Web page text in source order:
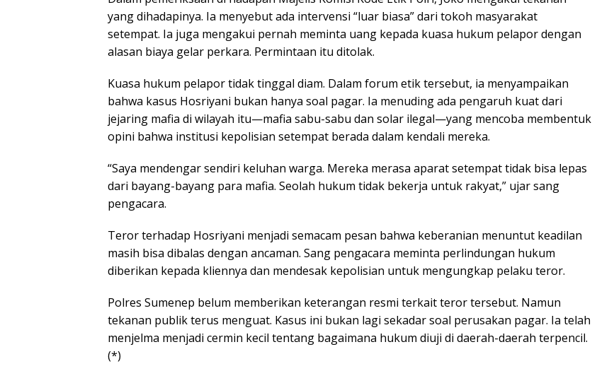
yang dihadapinya. Ia menyebut ada intervensi “luar biasa” dari tokoh masyarakat
setempat. Ia juga mengakui pernah meminta uang kepada kuasa hukum pelapor dengan
alasan biaya gelar perkara. Permintaan itu ditolak.
Kuasa hukum pelapor tidak tinggal diam. Dalam forum etik tersebut, ia menyampaikan
bahwa kasus Hosriyani bukan hanya soal pagar. Ia menuding ada pengaruh kuat dari
jejaring mafia di wilayah itu—mafia sabu-sabu dan solar ilegal—yang mencoba membentuk
opini bahwa institusi kepolisian setempat berada dalam kendali mereka.
“Saya mendengar sendiri keluhan warga. Mereka merasa aparat setempat tidak bisa lepas
dari bayang-bayang para mafia. Seolah hukum tidak bekerja untuk rakyat,” ujar sang
pengacara.
Teror terhadap Hosriyani menjadi semacam pesan bahwa keberanian menuntut keadilan
masih bisa dibalas dengan ancaman. Sang pengacara meminta perlindungan hukum
diberikan kepada kliennya dan mendesak kepolisian untuk mengungkap pelaku teror.
Polres Sumenep belum memberikan keterangan resmi terkait teror tersebut. Namun
tekanan publik terus menguat. Kasus ini bukan lagi sekadar soal perusakan pagar. Ia telah
menjelma menjadi cermin kecil tentang bagaimana hukum diuji di daerah-daerah terpencil.
(*)